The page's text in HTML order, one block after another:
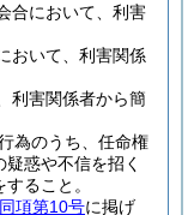
合において、利害
おいて、利害関係
利害関係者から簡
為のうち、任命権
惑や不信を招く
ること。
同項第10号に掲げ